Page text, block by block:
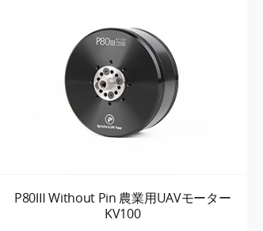
P80Ⅲ Without Pin 農業用UAVモーター
KV100